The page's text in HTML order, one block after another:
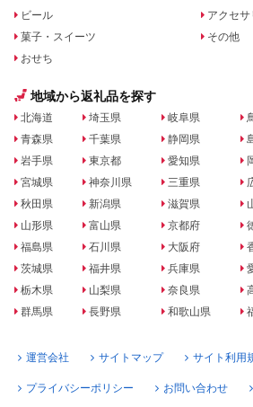
ビール
菓子・スイーツ
おせち
アクセサ
その他
地域から返礼品を探す
北海道
青森県
岩手県
宮城県
秋田県
山形県
福島県
茨城県
栃木県
群馬県
埼玉県
千葉県
東京都
神奈川県
新潟県
富山県
石川県
福井県
山梨県
長野県
岐阜県
静岡県
愛知県
三重県
滋賀県
京都府
大阪府
兵庫県
奈良県
和歌山県
運営会社 サイトマップ サイト利用
プライバシーポリシー お問い合わせ